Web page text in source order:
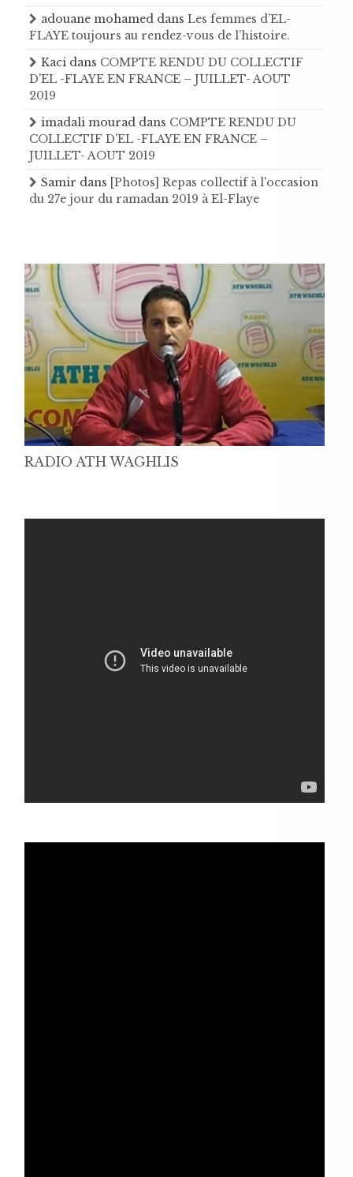
adouane mohamed dans Les femmes d’EL-
FLAYE toujours au rendez-vous de l’histoire .
Kaci dans COMPTE RENDU DU COLLECTIF
D'EL -FLAYE EN FRANCE – JUILLET- AOUT
2019
imadali mourad dans COMPTE RENDU DU
COLLECTIF D'EL -FLAYE EN FRANCE –
JUILLET- AOUT 2019
Samir dans [Photos] Repas collectif à l'occasion
du 27e jour du ramadan 2019 à El-Flaye
RADIO ATH WAGHLIS